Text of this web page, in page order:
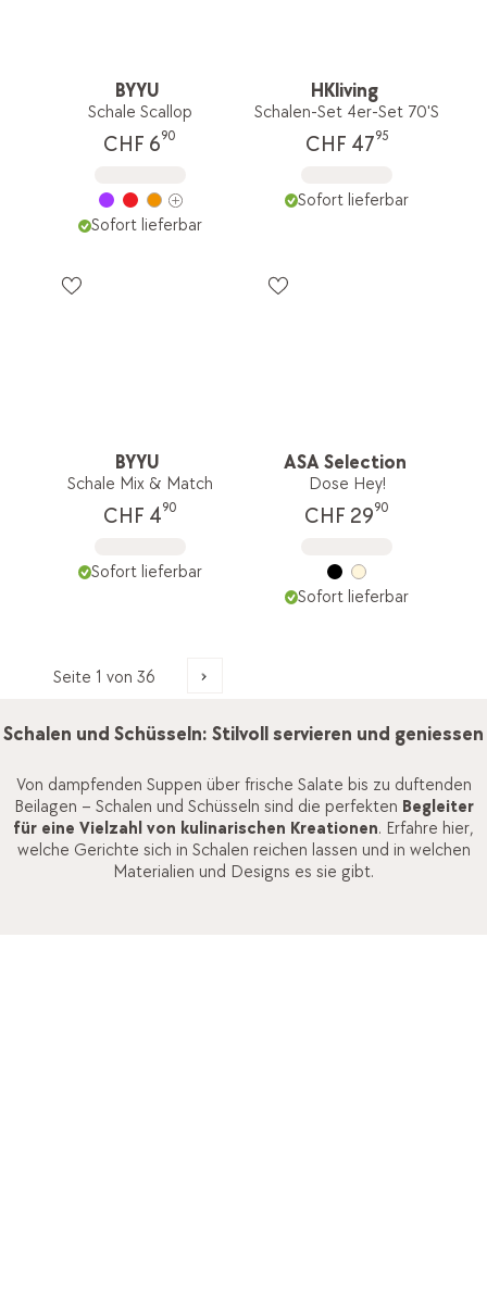
BYYU
Schale Scallop
CHF 690
Sofort lieferbar
HKliving
Schalen-Set 4er-Set 70'S
CHF 4795
Sofort lieferbar
BYYU
Schale Mix & Match
CHF 490
Sofort lieferbar
ASA Selection
Dose Hey!
CHF 2990
Sofort lieferbar
Schalen und Schüsseln: Stilvoll servieren und geniessen
Von dampfenden Suppen über frische Salate bis zu duftenden
Beilagen – Schalen und Schüsseln sind die perfekten Begleiter
für eine Vielzahl von kulinarischen Kreationen. Erfahre hier,
welche Gerichte sich in Schalen reichen lassen und in welchen
Materialien und Designs es sie gibt.